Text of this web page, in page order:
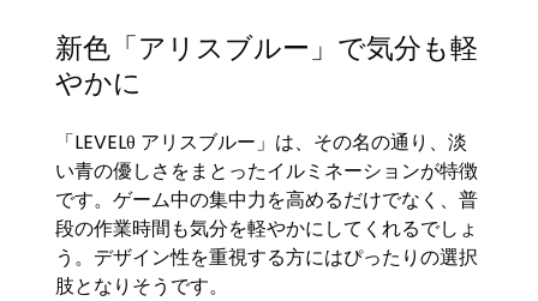
新色「アリスブルー」で気分も軽
やかに
「LEVELθ アリスブルー」は、その名の通り、淡
い青の優しさをまとったイルミネーションが特徴
です。ゲーム中の集中力を高めるだけでなく、普
段の作業時間も気分を軽やかにしてくれるでしょ
う。デザイン性を重視する方にはぴったりの選択
肢となりそうです。